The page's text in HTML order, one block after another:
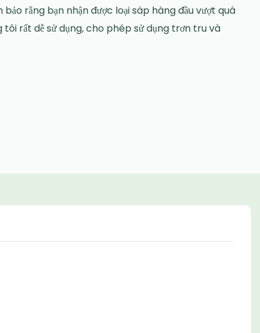
rằng bạn nhận được loại sáp hàng đầu vượt quá
rất dễ sử dụng, cho phép sử dụng trơn tru và